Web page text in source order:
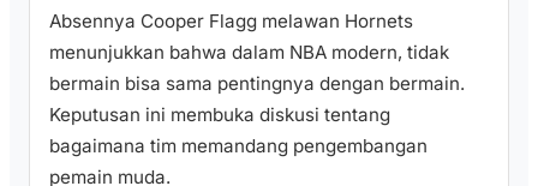
Absennya Cooper Flagg melawan Hornets
menunjukkan bahwa dalam NBA modern, tidak
bermain bisa sama pentingnya dengan bermain.
Keputusan ini membuka diskusi tentang
bagaimana tim memandang pengembangan
pemain muda.